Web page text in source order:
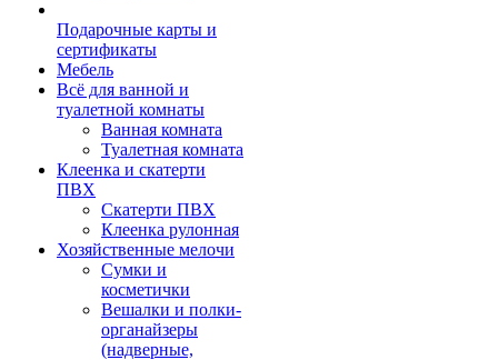
Подарочные карты и
сертификаты
Мебель
Всё для ванной и
туалетной комнаты
Ванная комната
Туалетная комната
Клеенка и скатерти
ПВХ
Скатерти ПВХ
Клеенка рулонная
Хозяйственные мелочи
Сумки и
косметички
Вешалки и полки-
органайзеры
(надверные,